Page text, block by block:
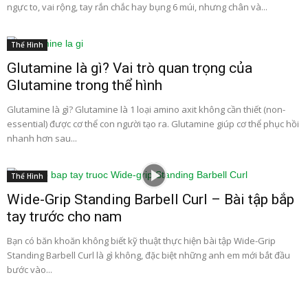
ngực to, vai rộng, tay rắn chắc hay bụng 6 múi, nhưng chân và...
Thể Hình
Glutamine là gì? Vai trò quan trọng của
Glutamine trong thể hình
Glutamine là gì? Glutamine là 1 loại amino axit không cần thiết (non-
essential) được cơ thể con người tạo ra. Glutamine giúp cơ thể phục hồi
nhanh hơn sau...
Thể Hình
Wide-Grip Standing Barbell Curl – Bài tập bắp
tay trước cho nam
Bạn có băn khoăn không biết kỹ thuật thực hiện bài tập Wide-Grip
Standing Barbell Curl là gì không, đặc biệt những anh em mới bắt đầu
bước vào...